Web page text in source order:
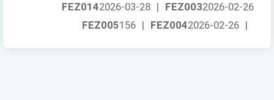
FEZ0032026-02-26
FEZ0142026-03-28 |
FEZ0042026-02-26 |
FEZ005156 |